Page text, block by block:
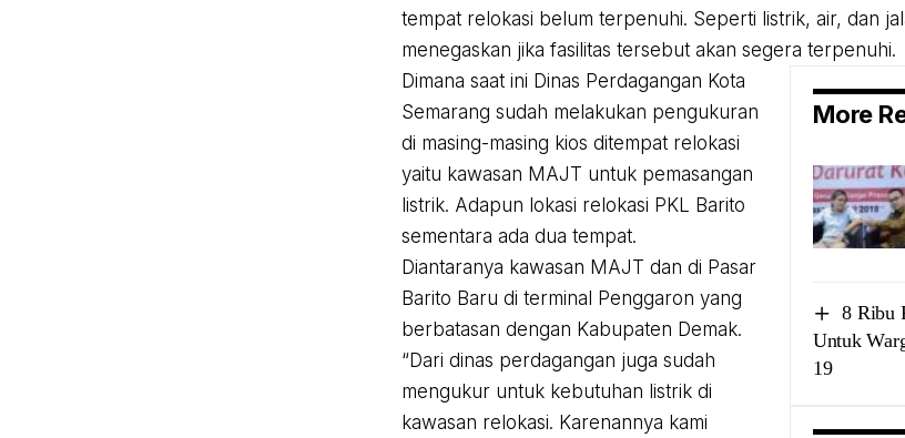
tempat relokasi belum terpenuhi. Seperti listrik, air, dan
menegaskan jika fasilitas tersebut akan segera terpenuhi.
More
8 Ribu
Untuk
19
Dimana saat ini Dinas Perdagangan Kota
Semarang sudah melakukan pengukuran
di masing-masing kios ditempat relokasi
yaitu kawasan MAJT untuk pemasangan
listrik. Adapun lokasi relokasi PKL Barito
sementara ada dua tempat.
Diantaranya kawasan MAJT dan di Pasar
Barito Baru di terminal Penggaron yang
berbatasan dengan Kabupaten Demak.
“Dari dinas perdagangan juga sudah
mengukur untuk kebutuhan listrik di
kawasan relokasi. Karenannya kami